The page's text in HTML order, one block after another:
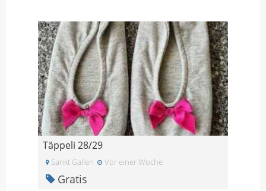
Täppeli 28/29
Sankt Gallen Vor einer Woche
Gratis